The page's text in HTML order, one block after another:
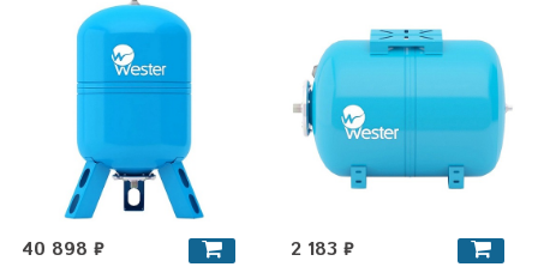
40 898 ₽ 2 183 ₽